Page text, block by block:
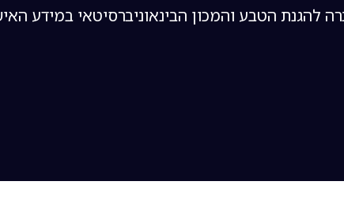
להגנת הטבע והמכון הבינאוניברסיטאי במידע